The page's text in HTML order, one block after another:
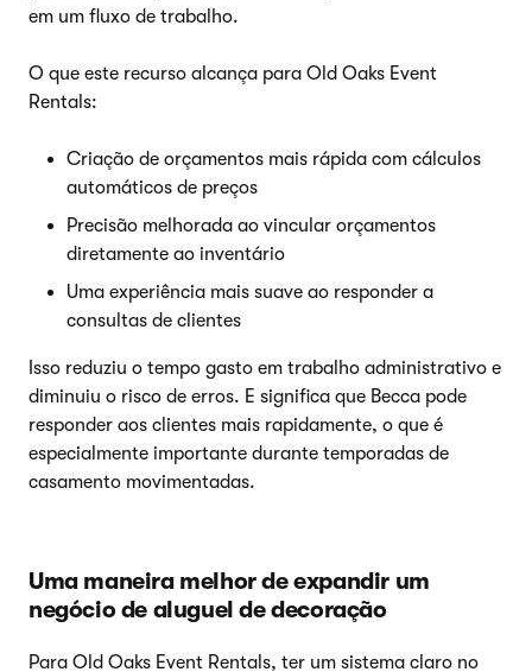
em um fluxo de trabalho.
O que este recurso alcança para Old Oaks Event
Rentals:
Criação de orçamentos mais rápida com cálculos
automáticos de preços
Precisão melhorada ao vincular orçamentos
diretamente ao inventário
Uma experiência mais suave ao responder a
consultas de clientes
Isso reduziu o tempo gasto em trabalho administrativo e
diminuiu o risco de erros. E significa que Becca pode
responder aos clientes mais rapidamente, o que é
especialmente importante durante temporadas de
casamento movimentadas.
Uma maneira melhor de expandir um
negócio de aluguel de decoração
Para Old Oaks Event Rentals, ter um sistema claro no